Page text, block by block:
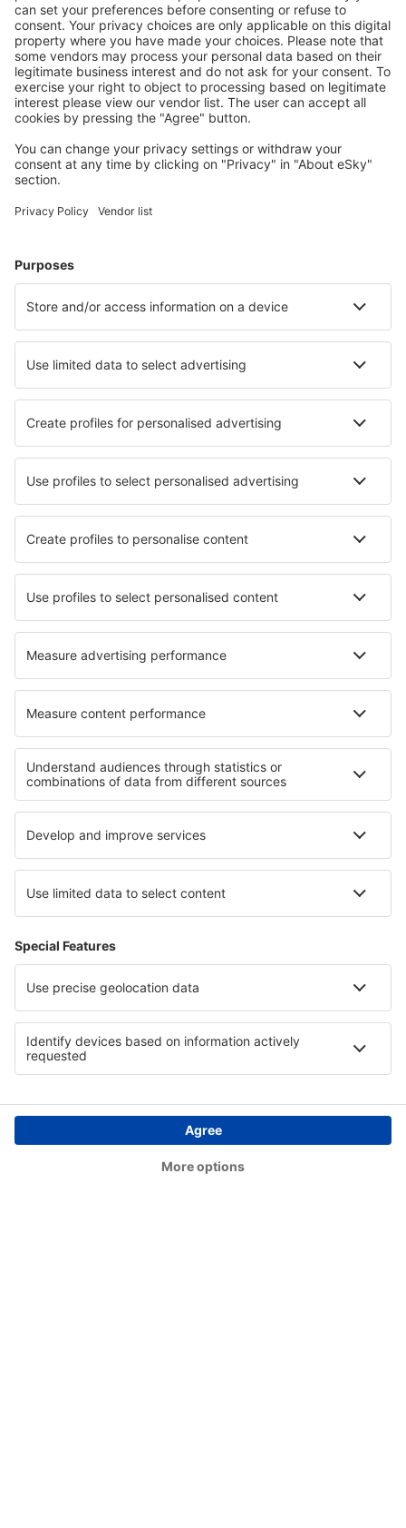
Humberside Airport (HUY)
Inverness Airport (INV)
Islay Glenegedale (ILY)
Liverpool John Lennon (LPL)
Oxford Kidlington (OXF)
Lands End Airport (LEQ)
London
London
Manchester Airport (MAN)
Newquay Cornwall (NQY)
North Ronaldsay (NRL)
Norwich Intl Airport (NWI)
Nottingham Airport (NQT)
Papa Westray (PPW)
Hubschrauberlandeplatz Penzance (PZE)
Southampton Intl Airport (SOU)
Isles of Scilly St Mary's (ISC)
London
Lerwick
Swansea Airport (SWS)
Teesside (MME)
Lerwick
Tiree Balemartine (TRE)
Westray (WRY)